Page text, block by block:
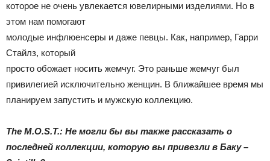
которое не очень увлекается ювелирными изделиями. Но в
этом нам помогают
молодые инфлюенсеры и даже певцы. Как, например, Гарри
Стайлз, который
просто обожает носить жемчуг. Это раньше жемчуг был
привилегией исключительно женщин. В ближайшее время мы
планируем запустить и мужскую коллекцию.
The M.O.S.T.: Не могли бы вы также рассказать о
последней коллекции, которую вы привезли в Баку –